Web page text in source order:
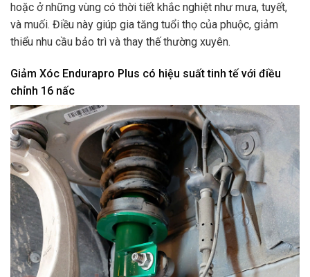
hoặc ở những vùng có thời tiết khắc nghiệt như mưa, tuyết,
và muối. Điều này giúp gia tăng tuổi thọ của phuộc, giảm
thiểu nhu cầu bảo trì và thay thế thường xuyên.
Giảm Xóc Endurapro Plus có hiệu suất tinh tế với điều
chỉnh 16 nấc